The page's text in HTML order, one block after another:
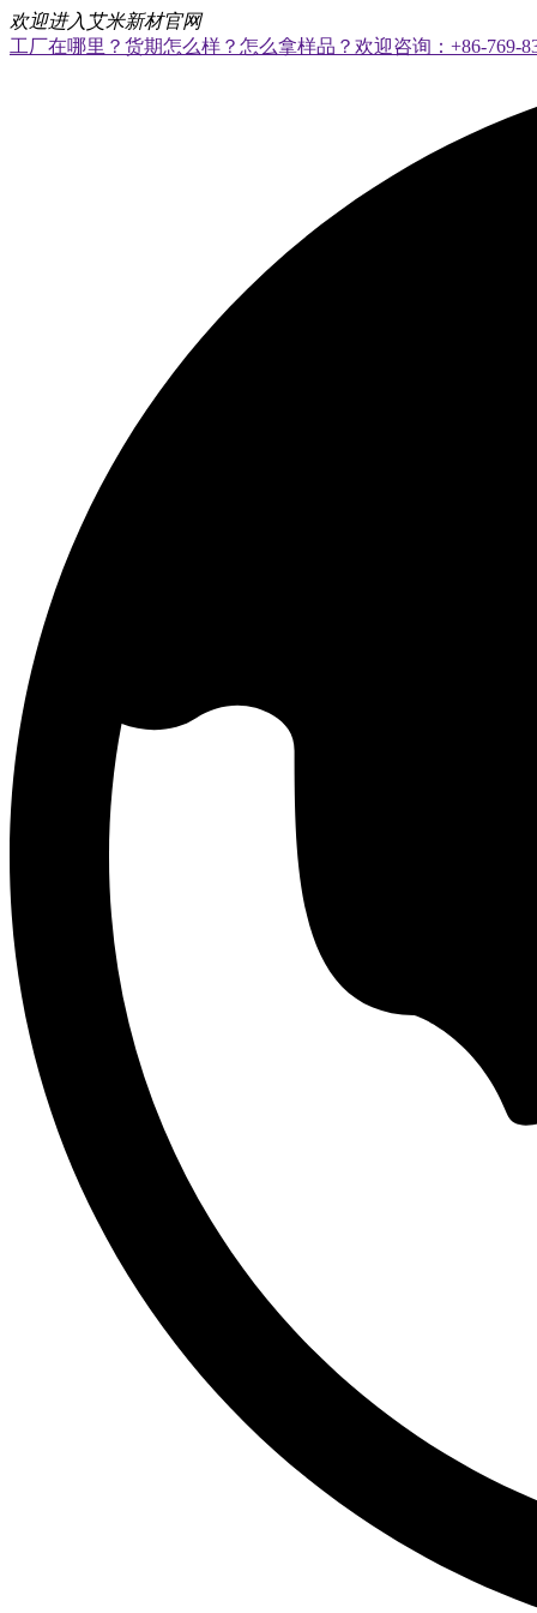
欢迎进入艾米新材官网
工厂在哪里？货期怎么样？怎么拿样品？欢迎咨询：+86-769-